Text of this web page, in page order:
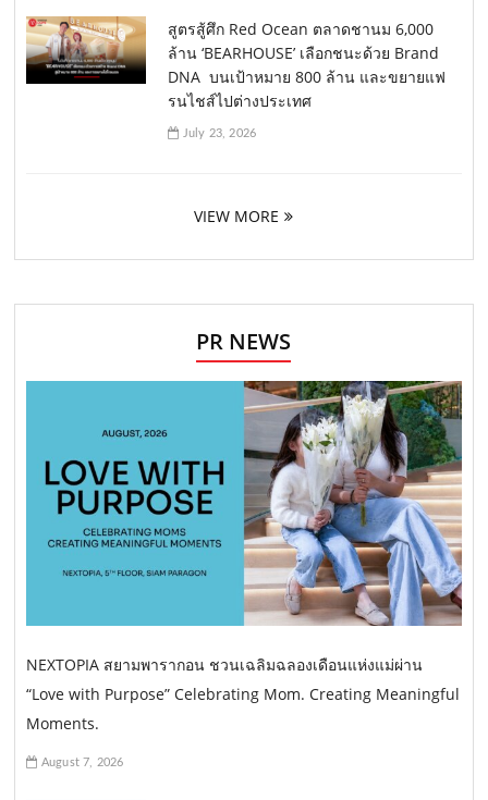
สูตรสู้ศึก Red Ocean ตลาดชานม 6,000
ล้าน ‘BEARHOUSE’ เลือกชนะด้วย Brand
DNA บนเป้าหมาย 800 ล้าน และขยายแฟ
รนไชส์ไปต่างประเทศ
July 23, 2026
VIEW MORE
PR NEWS
NEXTOPIA สยามพารากอน ชวนเฉลิมฉลองเดือนแห่งแม่ผ่าน
“Love with Purpose” Celebrating Mom. Creating Meaningful
Moments.
August 7, 2026